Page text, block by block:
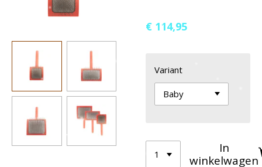
€ 114,95
Variant
In
winkelwagen